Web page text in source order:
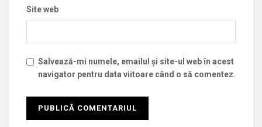
Site web
Salvează-mi numele, emailul și site-ul web în acest
navigator pentru data viitoare când o să comentez.